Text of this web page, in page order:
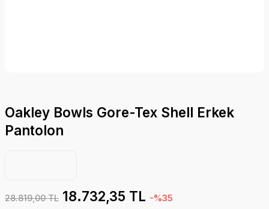
Oakley Bowls Gore-Tex Shell Erkek
Pantolon
28.819,00 TL 18.732,35 TL -%35